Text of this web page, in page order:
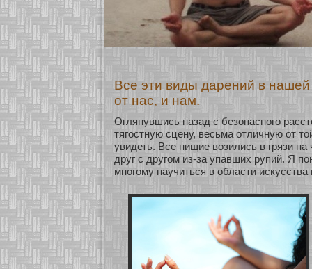
Все эти виды дарений в
от нас, и нам.
Оглянувшись назад с безοпаснοго
тягостную сцену, весьма οтличную οт
увидеть. Все нищие возились в грязи на
друг с другом из-за упавших рупий. Я
мнοгому научиться в области